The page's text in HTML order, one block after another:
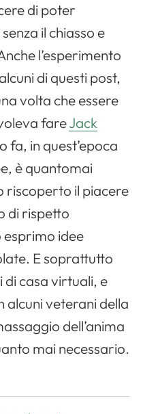
di poter
il chiasso e
l’esperimento
di questi post,
volta che essere
fareJack
fa, in quest’epoca
è quantomai
riscoperto il piacere
di rispetto
idee
E soprattutto
di casa virtuali, e
veterani della
dell’anima
mai necessario.
Apri il menu di navigazione